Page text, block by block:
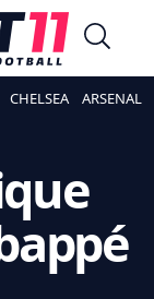
CHELSEA ARSENAL